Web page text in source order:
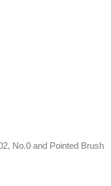
No.0 and Pointed Brush